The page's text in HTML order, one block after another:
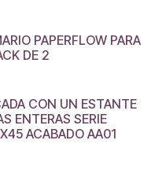
PAPERFLOW PARA
DE 2
CON UN ESTANTE
ENTERAS SERIE
ACABADO AA01